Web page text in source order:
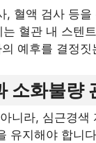
, 혈액 검사 등
혈관 내 스텐
예후를 결정
소화불량
니라, 심근경색
유지해야 합니